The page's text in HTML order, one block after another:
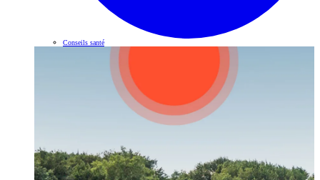
Conseils santé